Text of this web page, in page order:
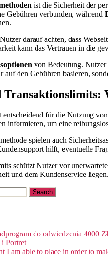
ist die Sicherheit der
Gebühren verbunden, während
darauf achten, dass
kann das Vertrauen in die
von Bedeutung. Nutzer
auf den Gebühren basieren,
Transaktionslimits:
für die Nutzung
informieren, um eine
spielen auch
hilft, eventuelle
schützt Nutzer vor
und dem Kundenservice liegen.
do odwiedzenia 4000 Zł
Portret
I am able to place in order to